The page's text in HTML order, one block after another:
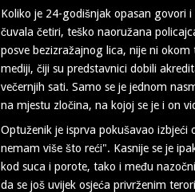
Koliko je 24-godišnjak opasan govori
čuvala četiri, teško naoružana
posve bezizražajnog lica, nije ni
mediji, čiji su predstavnici dobili
večernjih sati. Samo se je jednom
na mjestu zločina, na kojoj se je i on
Optuženik je isprva pokušavao
nemam više što reći". Kasnije se je
kod suca i porote, tako i među
da se još uvijek osjeća privrženim